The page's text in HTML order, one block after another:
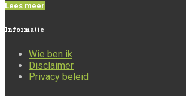
Lees meer
Informatie
Wie ben ik
Disclaimer
Privacy beleid